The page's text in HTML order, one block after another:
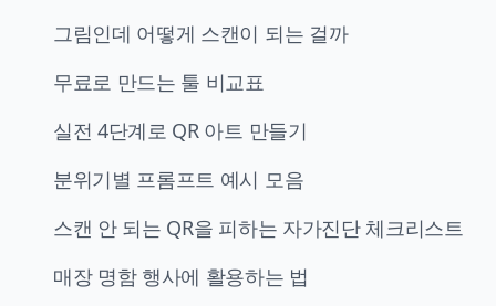
그림인데 어떻게 스캔이 되는 걸까
무료로 만드는 툴 비교표
실전 4단계로 QR 아트 만들기
분위기별 프롬프트 예시 모음
스캔 안 되는 QR을 피하는 자가진단 체크리스트
매장 명함 행사에 활용하는 법